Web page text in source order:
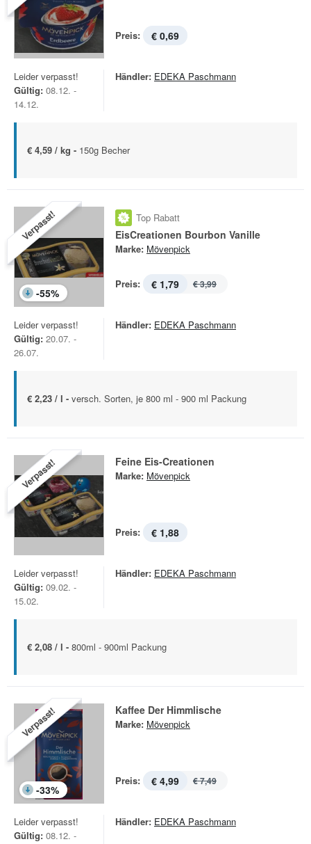
Preis: € 0,69
Leider verpasst!
Gültig: 08.12. -
14.12.
Händler: EDEKA Paschmann
€ 4,59 / kg - 150g Becher
Verpasst!
-55%
Top Rabatt
EisCreationen Bourbon Vanille
Marke: Mövenpick
Preis: € 1,79 € 3,99
Leider verpasst!
Gültig: 20.07. -
26.07.
Händler: EDEKA Paschmann
€ 2,23 / l - versch. Sorten, je 800 ml - 900 ml Packung
Verpasst! Feine Eis-Creationen
Marke: Mövenpick
Preis: € 1,88
Leider verpasst!
Gültig: 09.02. -
15.02.
Händler: EDEKA Paschmann
€ 2,08 / l - 800ml - 900ml Packung
Verpasst!
-33%
Kaffee Der Himmlische
Marke: Mövenpick
Preis: € 4,99 € 7,49
Leider verpasst!
Gültig: 08.12. -
Händler: EDEKA Paschmann